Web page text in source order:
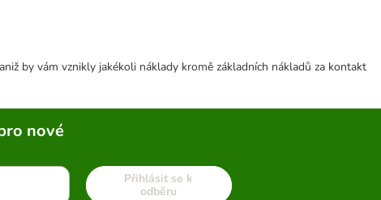
by vám vznikly jakékoli náklady kromě základních nákladů za kontakt
nové
Přihlásit se k
odběru